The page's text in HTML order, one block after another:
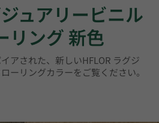
ュアリービニル
リング 新色
アされた、新しいHFLOR ラグジ
ーリングカラーをご覧ください。